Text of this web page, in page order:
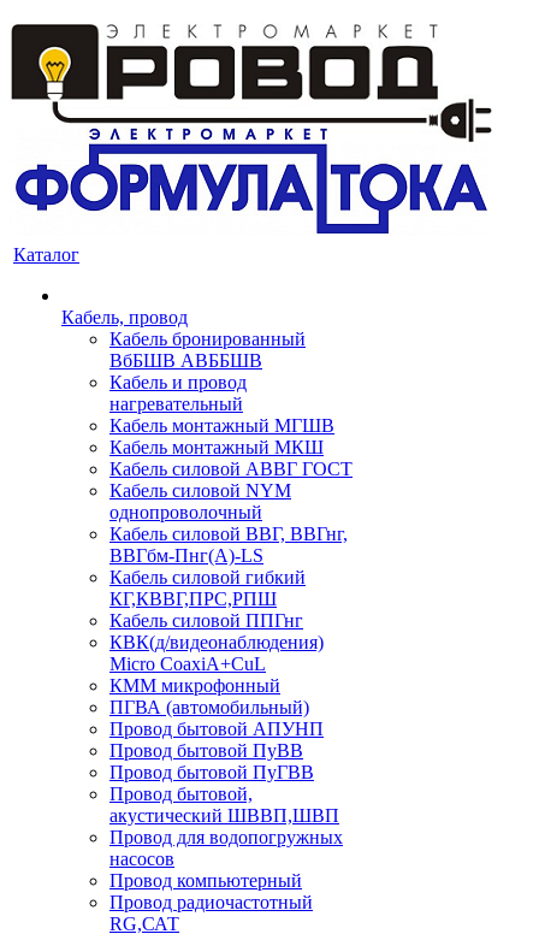
Каталог
Кабель, провод
Кабель бронированный
ВбБШВ АВББШВ
Кабель и провод
нагревательный
Кабель монтажный МГШВ
Кабель монтажный МКШ
Кабель силовой АВВГ ГОСТ
Кабель силовой NYM
однопроволочный
Кабель силовой ВВГ, ВВГнг,
ВВГбм-Пнг(А)-LS
Кабель силовой гибкий
КГ,КВВГ,ПРС,РПШ
Кабель силовой ППГнг
КВК(д/видеонаблюдения)
Micro CoaxiA+CuL
КММ микрофонный
ПГВА (автомобильный)
Провод бытовой АПУНП
Провод бытовой ПуВВ
Провод бытовой ПуГВВ
Провод бытовой,
акустический ШВВП,ШВП
Провод для водопогружных
насосов
Провод компьютерный
Провод радиочастотный
RG,САТ